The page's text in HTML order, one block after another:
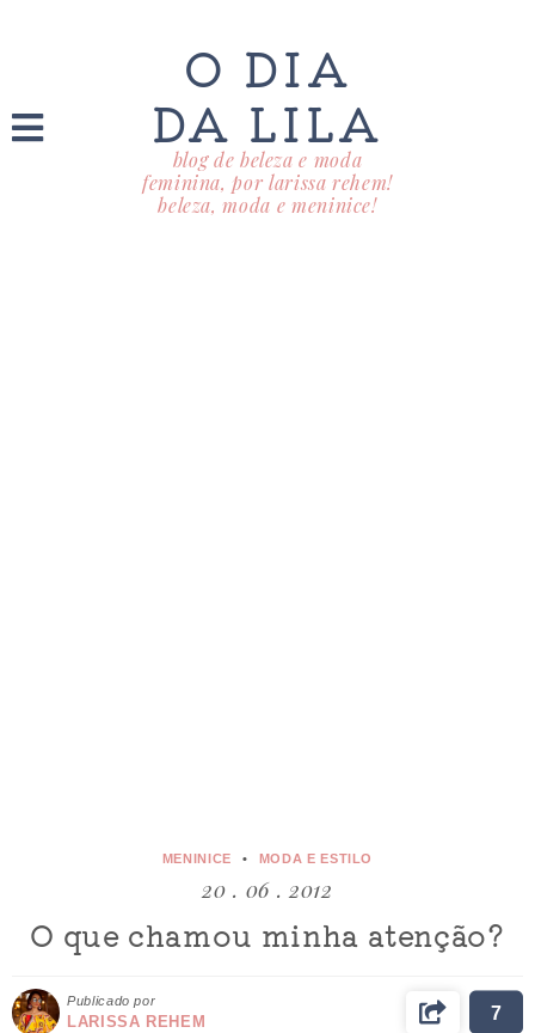
O DIA
DA LILA
blog de beleza e moda
feminina, por larissa rehem!
beleza, moda e meninice!
MENINICE MODA E ESTILO
20 . 06 . 2012
O que chamou minha atenção?
Publicado por
LARISSA REHEM 7